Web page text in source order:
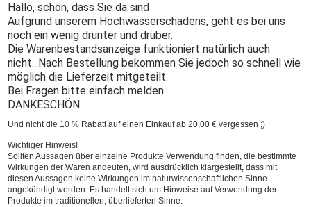
Hallo, schön, dass Sie da sind
Aufgrund unserem Hochwasserschadens, geht es bei uns
noch ein wenig drunter und drüber.
Die Warenbestandsanzeige funktioniert natürlich auch
nicht...Nach Bestellung bekommen Sie jedoch so schnell wie
möglich die Lieferzeit mitgeteilt.
Bei Fragen bitte einfach melden.
DANKESCHÖN
Und nicht die 10 % Rabatt auf einen Einkauf ab 20,00 € vergessen ;)
Wichtiger Hinweis!
Sollten Aussagen über einzelne Produkte Verwendung finden, die bestimmte
Wirkungen der Waren andeuten, wird ausdrücklich klargestellt, dass mit
diesen Aussagen keine Wirkungen im naturwissenschaftlichen Sinne
angekündigt werden. Es handelt sich um Hinweise auf Verwendung der
Produkte im traditionellen, überlieferten Sinne.